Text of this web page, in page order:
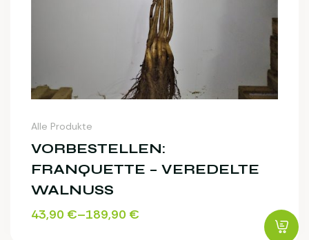
Alle Produkte
VORBESTELLEN:
FRANQUETTE – VEREDELTE
WALNUSS
43,90 €–189,90 €